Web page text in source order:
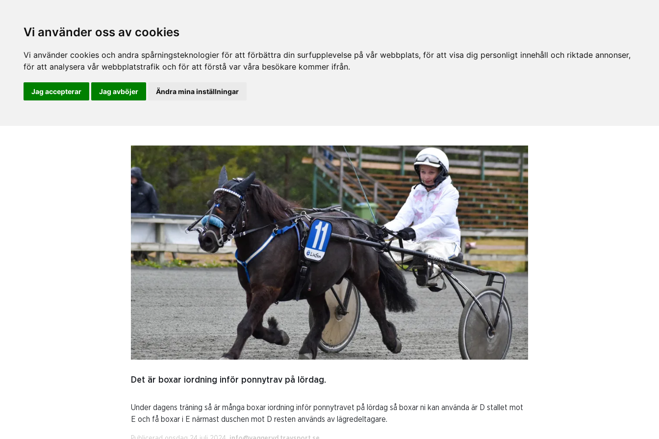
Vi använder oss av cookies
Vi använder cookies och andra spårningsteknologier för att förbättra din surfupplevelse på vår webbplats, för att visa dig personligt innehåll och riktade annonser,
för att analysera vår webbplatstrafik och för att förstå var våra besökare kommer ifrån.
Jag accepterar Jag avböjer Ändra mina inställningar
Det är boxar iordning inför ponnytrav på lördag.
Under dagens träning så är många boxar iordning inför ponnytravet på lördag så boxar ni kan använda är D stallet mot
E och få boxar i E närmast duschen mot D resten används av lägredeltagare.